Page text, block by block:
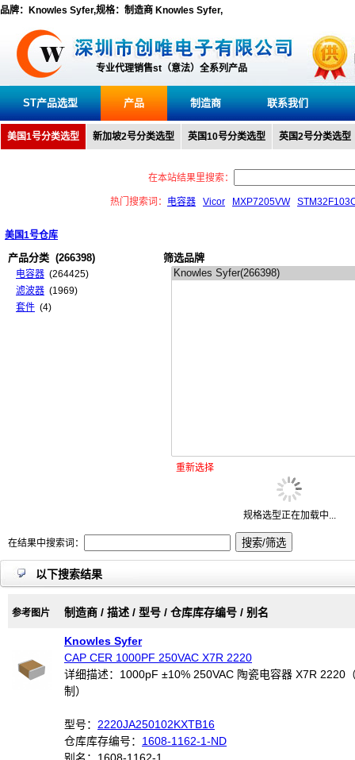
品牌：Knowles Syfer,规格：制造商 Knowles Syfer,
专业代理销售st（意法）全系列产品
ST产品选型 产品 制造商 联系我们
美国1号分类选型 新加坡2号分类选型 英国10号分类选型 英国2号分类选型
在本站结果里搜索：
热门搜索词： 电容器 Vicor MXP7205VW
美国1号仓库
产品分类 (266398)
电容器 (264425)
滤波器 (1969)
套件 (4)
筛选品牌
重新选择
规格选型正在加载中...
在结果中搜索词：
以下搜索结果
参考图片 制造商 / 描述 / 型号 / 仓库库存编号 / 别名
Knowles Syfer
CAP CER 1000PF 250VAC X7R 2220
详细描述：1000pF ±10% 250VAC 陶瓷电容器 X7R 2220
制）
型号： 2220JA250102KXTB16
仓库库存编号： 1608-1162-1-ND